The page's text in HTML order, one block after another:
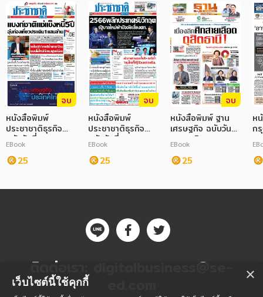
การเรียน การศึกษา
เทคโนโลยี การสื่อสาร วิทยาศาสตร์
ภาษาศาสตร์
หนังสือเด็ก
การพัฒนาตนเอง
ความรู้ทั่วไป
การ์ตูนความรู้ การ์ตูน
จบ
หนังสือพิมพ์
ประชาชาติธุรกิจ
ฉบับวันที่ 15
กุมภาพันธ์ 2564
EBook
25
จบ
หนังสือพิมพ์
ประชาชาติธุรกิจ
ฉบับวันที่ 07
พฤศจิกายน 2565
EBook
25
จบ
หนังสือพิมพ์ ฐาน
เศรษฐกิจ ฉบับวันที่
4127 สิงหาคม
2568
EBook
25
ห
ก
ศุ
ติดต่อเรา: digitalbusiness@se- ×
เว็บไซต์นี้ใช้คุกกี้